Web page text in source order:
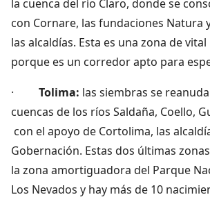
la cuenca del río Claro, donde se
con Cornare, las fundaciones Natura
las alcaldías. Esta es una zona de
porque es un corredor apto para
· Tolima: las siembras se
cuencas de los ríos Saldaña, Coello,
con el apoyo de Cortolima, las
Gobernación. Estas dos últimas
la zona amortiguadora del Parque
Los Nevados y hay más de 10